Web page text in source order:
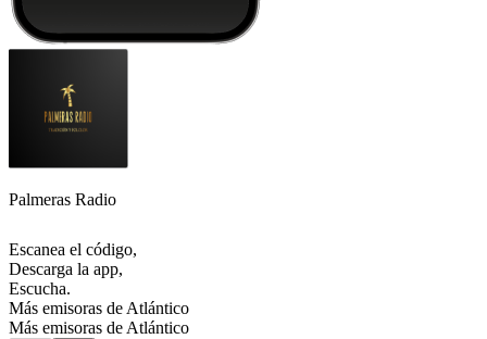
Palmeras Radio
Escanea el código,
Descarga la app,
Escucha.
Más emisoras de Atlántico
Más emisoras de Atlántico